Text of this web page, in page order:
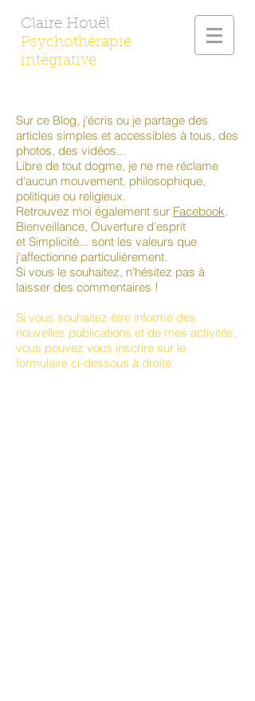
Claire Houël
Psychothérapie
intégrative
Sur ce Blog, j'écris ou je partage des
articles simples et accessibles à tous, des
photos, des vidéos...
Libre de tout dogme, je ne me réclame
d'aucun mouvement, philosophique,
politique ou religieux.
Retrouvez moi également sur Facebook.
Bienveillance, Ouverture d'esprit
et Simplicité... sont les valeurs que
j'affectionne particulièrement.
Si vous le souhaitez, n'hésitez pas à
laisser des commentaires !
Si vous souhaitez être informé des
nouvelles publications et de mes activités,
vous pouvez vous inscrire sur le
formulaire ci-dessous à droite.